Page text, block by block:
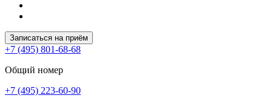
Записаться на приём
+7 (495) 801-68-68
Общий номер
+7 (495) 223-60-90